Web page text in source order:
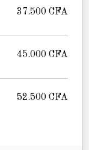
37.500 CFA
45.000 CFA
52.500 CFA